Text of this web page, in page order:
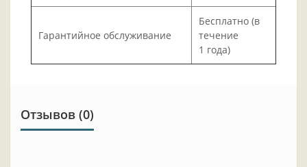
Гарантийное обслуживание
Бесплатно (в
течение
1 года)
Отзывов (0)